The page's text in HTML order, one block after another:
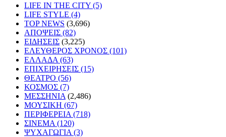
LIFE IN THE CITY (5)
LIFE STYLE (4)
TOP NEWS (3,696)
ΑΠΟΨΕΙΣ (82)
ΕΙΔΗΣΕΙΣ (3,225)
ΕΛΕΥΘΕΡΟΣ ΧΡΟΝΟΣ (101)
ΕΛΛΑΔΑ (63)
ΕΠΙΧΕΙΡΗΣΕΙΣ (15)
ΘΕΑΤΡΟ (56)
ΚΟΣΜΟΣ (7)
ΜΕΣΣΗΝΙΑ (2,486)
ΜΟΥΣΙΚΗ (67)
ΠΕΡΙΦΕΡΕΙΑ (718)
ΣΙΝΕΜΑ (120)
ΨΥΧΑΓΩΓΙΑ (3)